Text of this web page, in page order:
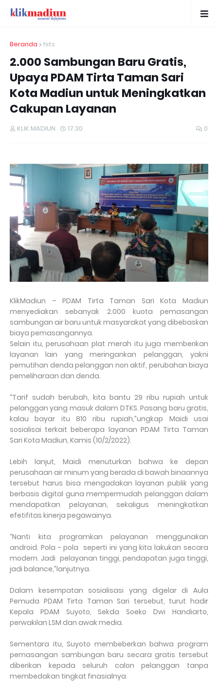
Beranda hits
2.000 Sambungan Baru Gratis,
Upaya PDAM Tirta Taman Sari
Kota Madiun untuk Meningkatkan
Cakupan Layanan
KLIK MADIUN 17.30 0
KlikMadiun – PDAM Tirta Taman Sari Kota Madiun
menyediakan sebanyak 2.000 kuota pemasangan
sambungan air baru untuk masyarakat yang dibebaskan
biaya pemasangannya.
Selain itu, perusahaan plat merah itu juga memberikan
layanan lain yang meringankan pelanggan, yakni
pemutihan denda pelanggan non aktif, perubahan biaya
pemeliharaan dan denda.
“Tarif sudah berubah, kita bantu 29 ribu rupiah untuk
pelanggan yang masuk dalam DTKS. Pasang baru gratis,
kalau bayar itu 810 ribu rupiah,”ungkap Maidi usai
sosialisai terkait beberapa layanan PDAM Tirta Taman
Sari Kota Madiun, Kamis (10/2/2022).
Lebih lanjut, Maidi menuturkan bahwa ke depan
perusahaan air minum yang berada di bawah binaannya
tersebut harus bisa mengadakan layanan publik yang
berbasis digital guna mempermudah pelanggan dalam
mendapatkan pelayanan, sekaligus meningkatkan
efetifitas kinerja pegawainya.
“Nanti kita programkan pelayanan menggunakan
android. Pola - pola seperti ini yang kita lakukan secara
modern. Jadi pelayanan tinggi, pendapatan juga tinggi,
jadi balance,”lanjutnya.
Dalam kesempatan sosialisasi yang digelar di Aula
Pemuda PDAM Tirta Taman Sari tersebut, turut hadir
Kepala PDAM Suyoto, Sekda Soeko Dwi Handiarto,
perwakilan LSM dan awak media.
Sementara itu, Suyoto membeberkan bahwa program
pemasangan sambungan baru secara gratis tersebut
diberikan kepada seluruh calon pelanggan tanpa
membedakan tingkat finasialnya.